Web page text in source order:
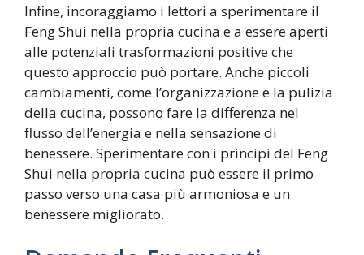
Infine, incoraggiamo i lettori a sperimentare il
Feng Shui nella propria cucina e a essere aperti
alle potenziali trasformazioni positive che
questo approccio può portare. Anche piccoli
cambiamenti, come l’organizzazione e la pulizia
della cucina, possono fare la differenza nel
flusso dell’energia e nella sensazione di
benessere. Sperimentare con i principi del Feng
Shui nella propria cucina può essere il primo
passo verso una casa più armoniosa e un
benessere migliorato.